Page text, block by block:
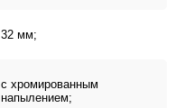
32 мм;
с хромированным
напылением;